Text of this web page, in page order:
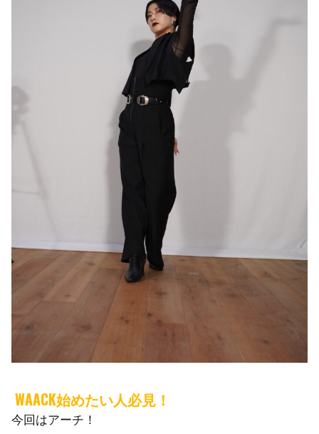
WAACK始めたい人必見！
今回はアーチ！